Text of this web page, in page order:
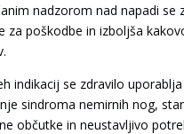
nadzorom nad napadi se
za poškodbe in izboljša
indikacij se zdravilo
sindroma nemirnih nog,
občutke in neustavljivo